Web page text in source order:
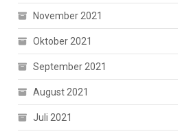
November 2021
Oktober 2021
September 2021
August 2021
Juli 2021